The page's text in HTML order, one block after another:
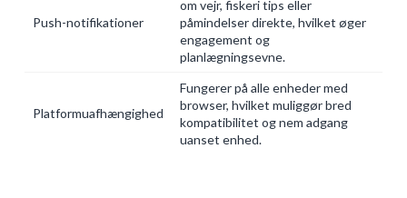
Push-notifikationer
om vejr, fiskeri tips eller
påmindelser direkte, hvilket øger
engagement og
planlægningsevne.
Platformuafhængighed
Fungerer på alle enheder med
browser, hvilket muliggør bred
kompatibilitet og nem adgang
uanset enhed.